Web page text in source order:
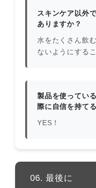
スキンケア以外
ありますか？
水をたくさん飲
ないようにする
製品を使ってい
際に自信を持て
YES！
06. 最後に